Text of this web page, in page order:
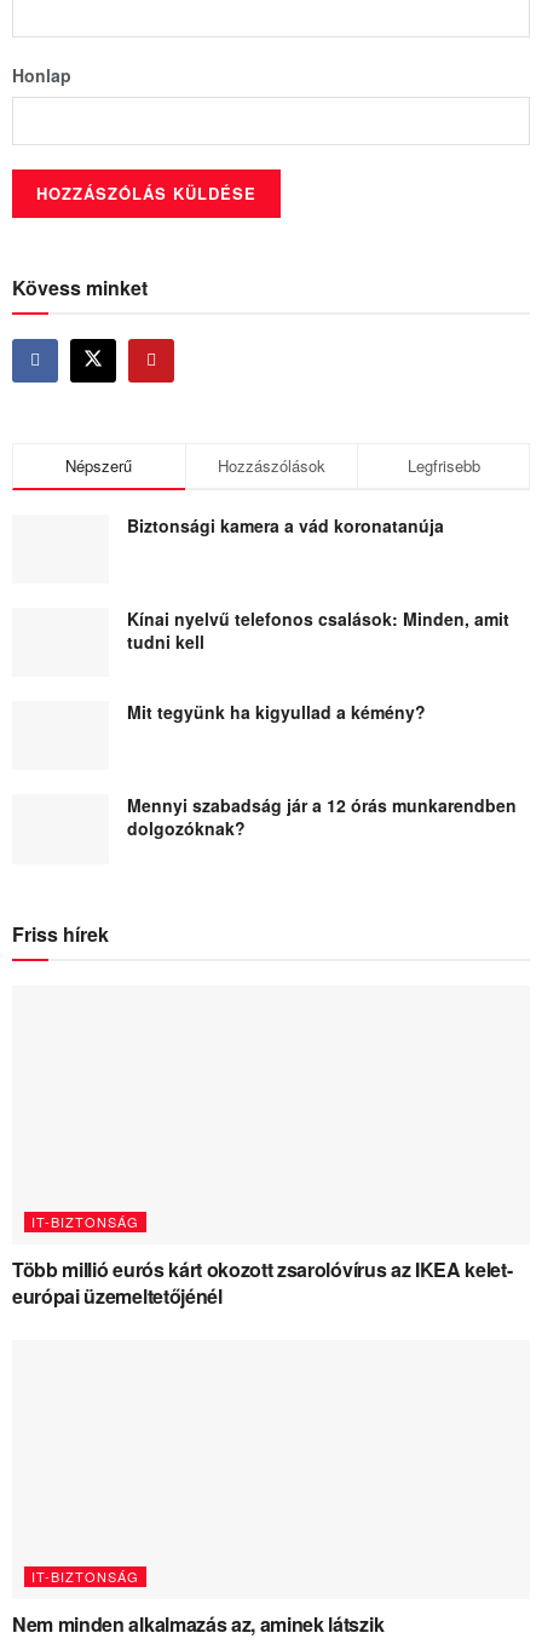
Honlap
Kövess minket
Népszerű Hozzászólások Legfrisebb
Biztonsági kamera a vád koronatanúja
Kínai nyelvű telefonos csalások: Minden, amit
tudni kell
Mit tegyünk ha kigyullad a kémény?
Mennyi szabadság jár a 12 órás munkarendben
dolgozóknak?
Friss hírek
IT-BIZTONSÁG
Több millió eurós kárt okozott zsarolóvírus az IKEA kelet-
európai üzemeltetőjénél
IT-BIZTONSÁG
Nem minden alkalmazás az, aminek látszik